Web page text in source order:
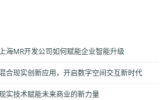
海MR开发公司如何赋能企业智能升级
合现实创新应用，开启数字空间交互新时代
实技术赋能未来商业的新力量